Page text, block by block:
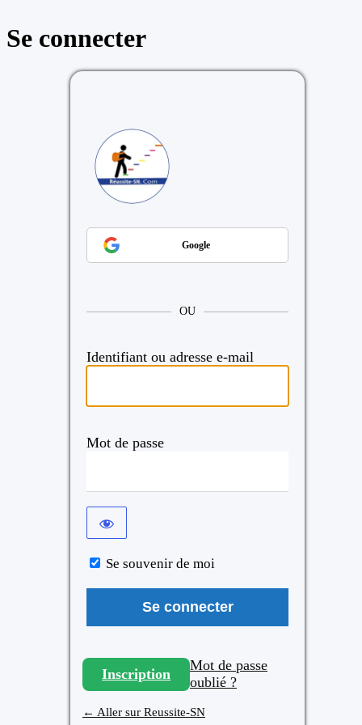
Se connecter
Google
OU
Identifiant ou adresse e-mail
Mot de passe
Se souvenir de moi
Inscription
Mot de passe
oublié ?
← Aller sur Reussite-SN